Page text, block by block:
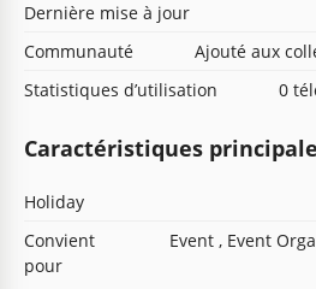
Dernière mise à jour
Communauté
Ajouté aux
Statistiques d’utilisation
0
Caractéristiques
Holiday
Convient
pour
Event , Event